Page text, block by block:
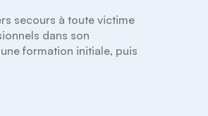
secours à toute victime
dans son
formation initiale, puis